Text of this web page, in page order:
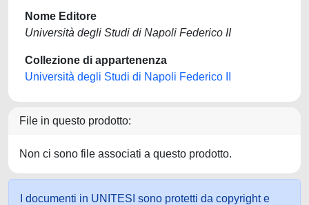
Nome Editore
Università degli Studi di Napoli Federico II
Collezione di appartenenza
Università degli Studi di Napoli Federico II
File in questo prodotto:
Non ci sono file associati a questo prodotto.
I documenti in UNITESI sono protetti da copyright e